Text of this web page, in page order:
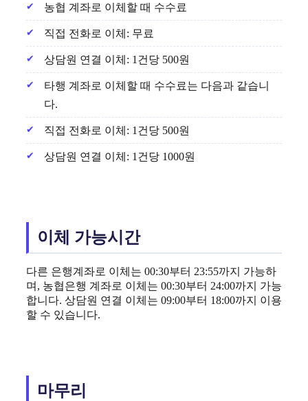
농협 계좌로 이체할 때 수수료
직접 전화로 이체: 무료
상담원 연결 이체: 1건당 500원
타행 계좌로 이체할 때 수수료는 다음과 같습니
다.
직접 전화로 이체: 1건당 500원
상담원 연결 이체: 1건당 1000원
이체 가능시간
다른 은행계좌로 이체는 00:30부터 23:55까지 가능하
며, 농협은행 계좌로 이체는 00:30부터 24:00까지 가능
합니다. 상담원 연결 이체는 09:00부터 18:00까지 이용
할 수 있습니다.
마무리